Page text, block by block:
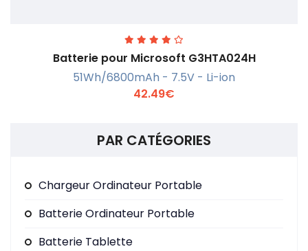
En savoir +
Batterie pour Microsoft G3HTA024H
51Wh/6800mAh - 7.5V - Li-ion
42.49€
PAR CATÉGORIES
Chargeur Ordinateur Portable
Batterie Ordinateur Portable
Batterie Tablette